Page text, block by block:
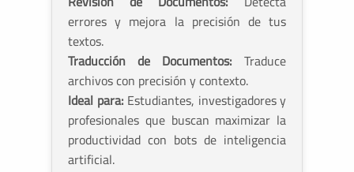
errores y mejora la precisión de tus
textos.
Traducción de Documentos: Traduce
archivos con precisión y contexto.
Ideal para: Estudiantes, investigadores y
profesionales que buscan maximizar la
productividad con bots de inteligencia
artificial.